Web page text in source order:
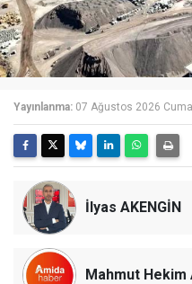
Yayınlanma: 07 Ağustos 2026
İlyas AKENGİN
Mahmut Hekim